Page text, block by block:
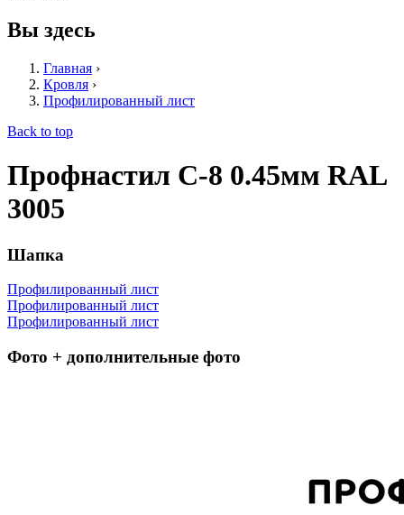
Вы здесь
Главная ›
Кровля ›
Профилированный лист
Back to top
Профнастил С-8 0.45мм RAL
3005
Шапка
Профилированный лист
Профилированный лист
Профилированный лист
Фото + дополнительные фото